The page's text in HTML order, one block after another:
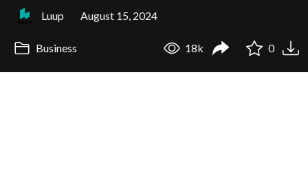
Luup August 15, 2024
Business 18k 0